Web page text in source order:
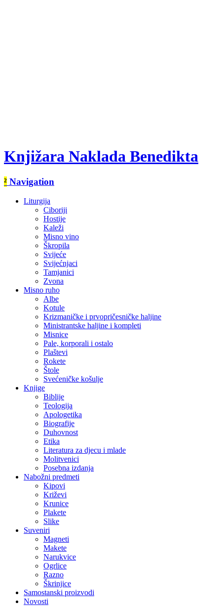
Knjižara Naklada Benedikta
² Navigation
Liturgija
Ciboriji
Hostije
Kaleži
Misno vino
Škropila
Svijeće
Svijećnjaci
Tamjanici
Zvona
Misno ruho
Albe
Kotule
Krizmaničke i prvopričesničke haljine
Ministrantske haljine i kompleti
Misnice
Pale, korporali i ostalo
Plaštevi
Rokete
Štole
Svećeničke košulje
Knjige
Biblije
Teologija
Apologetika
Biografije
Duhovnost
Etika
Literatura za djecu i mlade
Molitvenici
Posebna izdanja
Nabožni predmeti
Kipovi
Križevi
Krunice
Plakete
Slike
Suveniri
Magneti
Makete
Narukvice
Ogrlice
Razno
Škrinjice
Samostanski proizvodi
Novosti